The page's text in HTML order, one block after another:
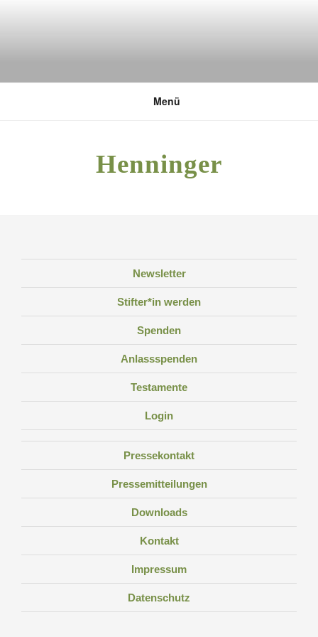
DEUTSCHE UMWELTSTIFTUNG
Menü
Henninger
Newsletter
Stifter*in werden
Spenden
Anlassspenden
Testamente
Login
Pressekontakt
Pressemitteilungen
Downloads
Kontakt
Impressum
Datenschutz